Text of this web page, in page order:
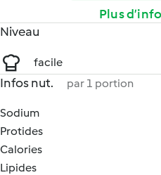
Plus
Niveau
facile
Infos nut. par 1 portion
Sodium
Protides
Calories
Lipides